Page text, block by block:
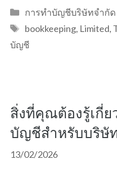
Categories
การทำบัญชีบริษัทจำกัด
Tags
bookkeeping, Limited,
บัญชี
สิ่งที่คุณต้องรู้เกี่
บัญชีสำหรับบริษั
13/02/2026